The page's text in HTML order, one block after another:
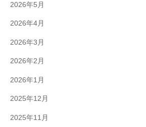
2026年5月
2026年4月
2026年3月
2026年2月
2026年1月
2025年12月
2025年11月